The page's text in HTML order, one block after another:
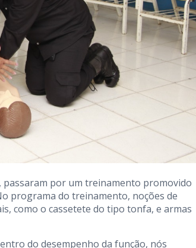
por um treinamento promovido
programa do treinamento, noções de
como o cassetete do tipo tonfa, e armas
do desempenho da função, nós